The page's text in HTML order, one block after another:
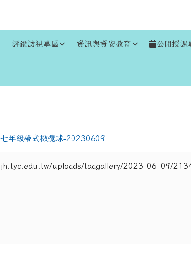
評鑑訪視專區 資訊與資安教育 公開授課
七年級帶式橄欖球-20230609